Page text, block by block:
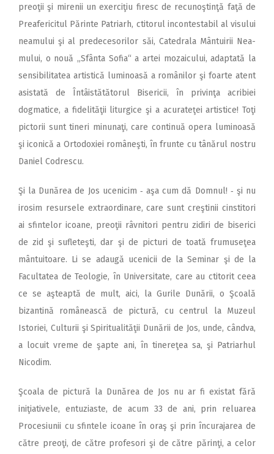
preoţii şi mirenii un exerciţiu firesc de recunoştinţă faţă de
Preafericitul Părinte Patriarh, ctitorul incontestabil al visului
nea­mului şi al predecesorilor săi, Catedrala Mântuirii Nea­
mului, o nouă „Sfânta Sofia“ a artei mozaicului, adaptată la
sensibilitatea artistică luminoasă a românilor şi foarte atent
asistată de Întâistătătorul Bisericii, în privinţa acribiei
dogmatice, a fidelităţii liturgice şi a acurateţei artistice! Toţi
pictorii sunt tineri minunaţi, care continuă opera luminoasă
şi iconică a Ortodoxiei româneşti, în frunte cu tânărul nostru
Daniel Codrescu.
Şi la Dunărea de Jos ucenicim ‑ aşa cum dă Domnul! ‑ şi nu
irosim resursele extraordinare, care sunt creştinii cinstitori
ai sfintelor icoane, preoţii râvnitori pentru zidiri de biserici
de zid şi sufleteşti, dar şi de picturi de toată frumuseţea
mântuitoare. Li se adaugă ucenicii de la Seminar şi de la
Facultatea de Teologie, în Universitate, care au ctitorit ceea
ce se aşteaptă de mult, aici, la Gurile Dunării, o Şcoală
bizantină românească de pictură, cu centrul la Muzeul
Istoriei, Culturii şi Spiritualităţii Dunării de Jos, unde, cândva,
a locuit vreme de şapte ani, în tinereţea sa, şi Patriarhul
Nicodim.
Şcoala de pictură la Dunărea de Jos nu ar fi existat fără
iniţiativele, entuziaste, de acum 33 de ani, prin reluarea
Procesiunii cu sfintele icoane în oraş şi prin încurajarea de
către preoţi, de către profesori şi de către părinţi, a celor